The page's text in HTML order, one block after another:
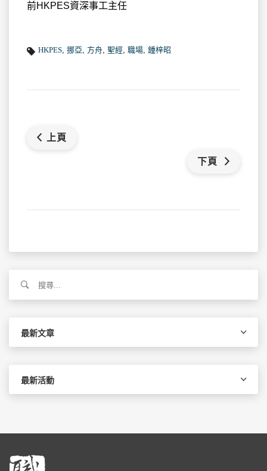
前HKPES資深事工主任
HKPES, 挪亞, 方舟, 聖經, 職場, 鍾梓昭
上頁
下頁
關
最新文章
最新活動